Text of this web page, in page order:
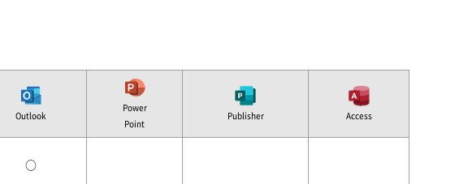
Outlook
Power
Point
Publisher Access
○